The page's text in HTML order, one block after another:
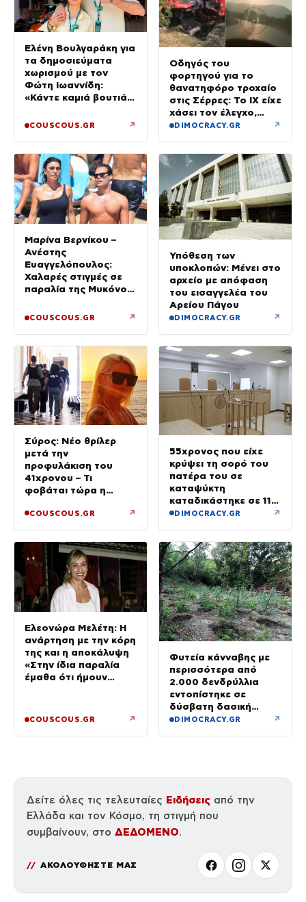
Ελένη Βουλγαράκη για
τα δημοσιεύματα
χωρισμού με τον
Φώτη Ιωαννίδη:
«Κάντε καμιά βουτιά
δροσιστείτε»
COUSCOUS.GR ↗
Οδηγός του
φορτηγού για το
θανατηφόρο τροχαίο
στις Σέρρες: Το ΙΧ είχε
χάσει τον έλεγχο,
έφυγε στο αντίθετο
DIMOCRACY.GR ↗
Μαρίνα Βερνίκου –
Ανέστης
Ευαγγελόπουλος:
Χαλαρές στιγμές σε
παραλία της Μυκόνου
COUSCOUS.GR ↗
Υπόθεση των
υποκλοπών: Μένει στο
αρχείο με απόφαση
του εισαγγελέα του
Αρείου Πάγου
DIMOCRACY.GR ↗
Σύρος: Νέο θρίλερ
μετά την
προφυλάκιση του
41χρονου – Τι
φοβάται τώρα η
COUSCOUS.GR ↗
55χρονος που είχε
κρύψει τη σορό του
πατέρα του σε
καταψύκτη
καταδικάστηκε σε 11
μήνες με αναστολή
DIMOCRACY.GR ↗
Ελεονώρα Μελέτη: Η
ανάρτηση με την κόρη
της και η αποκάλυψη
«Στην ίδια παραλία
έμαθα ότι ήμουν
COUSCOUS.GR ↗
Φυτεία κάνναβης με
περισσότερα από
2.000 δενδρύλλια
εντοπίστηκε σε
δύσβατη δασική
περιοχή στη Φθιώτιδα
DIMOCRACY.GR ↗
Δείτε όλες τις τελευταίες Ειδήσεις από την
Ελλάδα και τον Κόσμο, τη στιγμή που
συμβαίνουν, στο ΔΕΔΟΜΕΝΟ.
ΑΚΟΛΟΥΘΗΣΤΕ ΜΑΣ